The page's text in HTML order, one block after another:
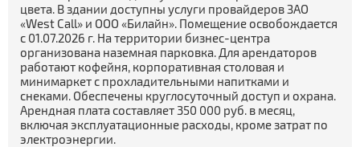
цвета. В здании доступны услуги провайдеров ЗАО
«West Call» и ООО «Билайн». Помещение освобождается
с 01.07.2026 г. На территории бизнес-центра
организована наземная парковка. Для арендаторов
работают кофейня, корпоративная столовая и
минимаркет с прохладительными напитками и
снеками. Обеспечены круглосуточный доступ и охрана.
Арендная плата составляет 350 000 руб. в месяц,
включая эксплуатационные расходы, кроме затрат по
электроэнергии.